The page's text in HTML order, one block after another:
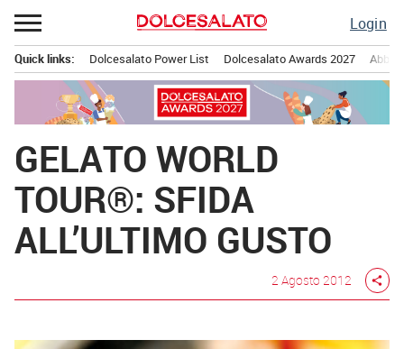
Passa
al
contenuto
Login
principale
Quick links: Dolcesalato Power List Dolcesalato Awards 2027
GELATO WORLD
TOUR®: SFIDA
ALL’ULTIMO GUSTO
2 Agosto 2012 share